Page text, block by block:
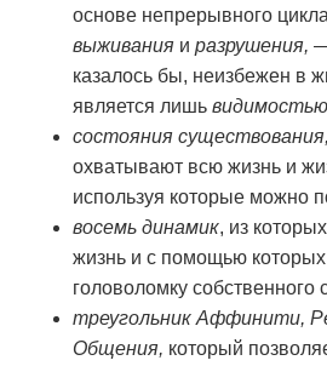
основе непрерывного цикла
выживания и разрушения,
казалось бы, неизбежен в
является лишь видимостью
состояния существования,
охватывают всю жизнь и
используя которые можно
восемь динамик, из
жизнь и с помощью
головоломку собственного
треугольник Аффинити,
Общения, который